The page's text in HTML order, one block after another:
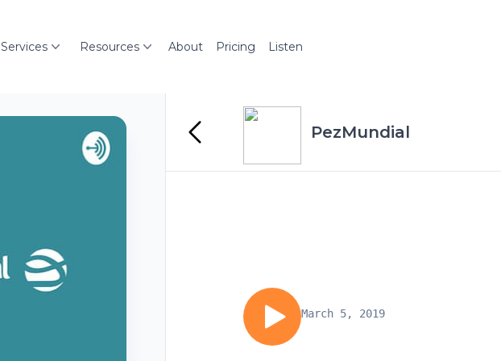
Services Resources About Pricing Listen
PezMundial
March 5, 2019